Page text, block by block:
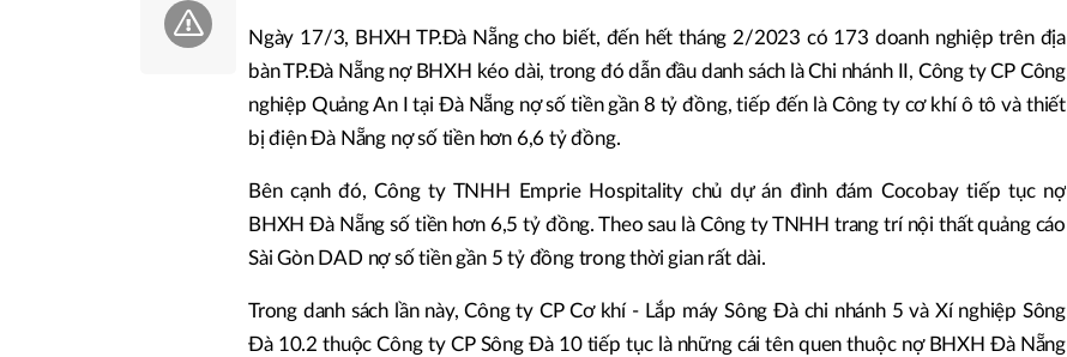
Ngày 17/3, BHXH TP.Đà Nẵng cho biết, đến hết tháng 2/2023 có 173 doanh nghiệp trên địa
bàn TP.Đà Nẵng nợ BHXH kéo dài, trong đó dẫn đầu danh sách là Chi nhánh II, Công ty CP Công
nghiệp Quảng An I tại Đà Nẵng nợ số tiền gần 8 tỷ đồng, tiếp đến là Công ty cơ khí ô tô và thiết
bị điện Đà Nẵng nợ số tiền hơn 6,6 tỷ đồng.
Bên cạnh đó, Công ty TNHH Emprie Hospitality chủ dự án đình đám Cocobay tiếp tục nợ
BHXH Đà Nẵng số tiền hơn 6,5 tỷ đồng. Theo sau là Công ty TNHH trang trí nội thất quảng cáo
Sài Gòn DAD nợ số tiền gần 5 tỷ đồng trong thời gian rất dài.
Trong danh sách lần này, Công ty CP Cơ khí - Lắp máy Sông Đà chi nhánh 5 và Xí nghiệp Sông
Đà 10.2 thuộc Công ty CP Sông Đà 10 tiếp tục là những cái tên quen thuộc nợ BHXH Đà Nẵng